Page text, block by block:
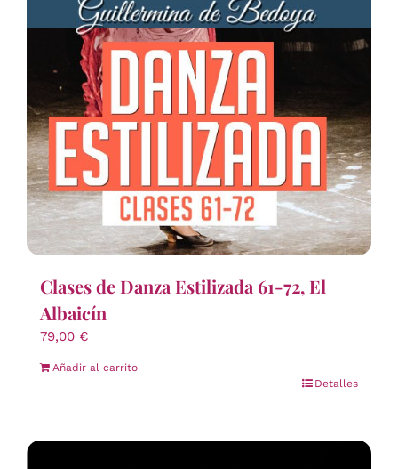
Clases de Danza Estilizada 61-72, El
Albaicín
79,00 €
Añadir al carrito
Detalles